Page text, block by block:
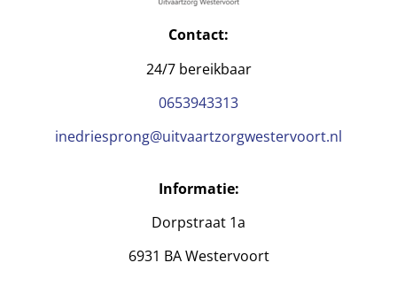
Contact:
24/7 bereikbaar
0653943313
inedriesprong@uitvaartzorgwestervoort.nl
Informatie:
Dorpstraat 1a
6931 BA Westervoort